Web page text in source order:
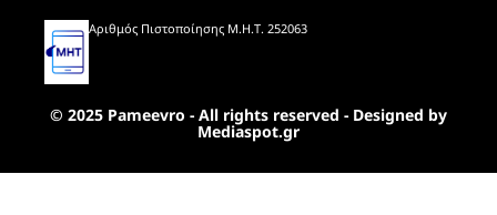
Αριθμός Πιστοποίησης Μ.Η.Τ. 252063
© 2025 Pameevro - All rights reserved - Designed by
Mediaspot.gr